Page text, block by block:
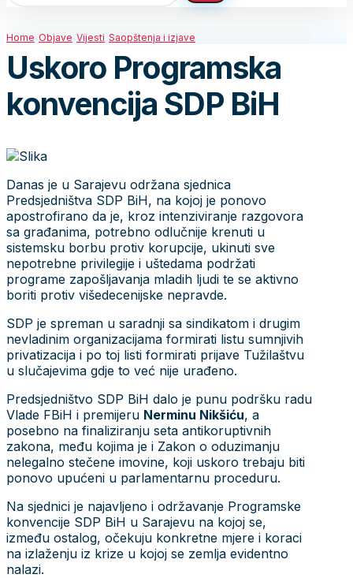
Home Objave Vijesti Saopštenja i izjave
Uskoro Programska
konvencija SDP BiH
Danas je u Sarajevu održana sjednica
Predsjedništva SDP BiH, na kojoj je ponovo
apostrofirano da je, kroz intenziviranje razgovora
sa građanima, potrebno odlučnije krenuti u
sistemsku borbu protiv korupcije, ukinuti sve
nepotrebne privilegije i uštedama podržati
programe zapošljavanja mladih ljudi te se aktivno
boriti protiv višedecenijske nepravde.
SDP je spreman u saradnji sa sindikatom i drugim
nevladinim organizacijama formirati listu sumnjivih
privatizacija i po toj listi formirati prijave Tužilaštvu
u slučajevima gdje to već nije urađeno.
Predsjedništvo SDP BiH dalo je punu podršku radu
Vlade FBiH i premijeru Nerminu Nikšiću, a
posebno na finaliziranju seta antikoruptivnih
zakona, među kojima je i Zakon o oduzimanju
nelegalno stečene imovine, koji uskoro trebaju biti
ponovo upućeni u parlamentarnu proceduru.
Na sjednici je najavljeno i održavanje Programske
konvencije SDP BiH u Sarajevu na kojoj se,
između ostalog, očekuju konkretne mjere i koraci
na izlaženju iz krize u kojoj se zemlja evidentno
nalazi.